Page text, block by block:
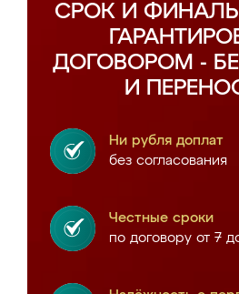
СРОК И
ДОГОВОРОМ -
И
Ни рубля доплат
без согласования
Честные сроки
по договору от 7